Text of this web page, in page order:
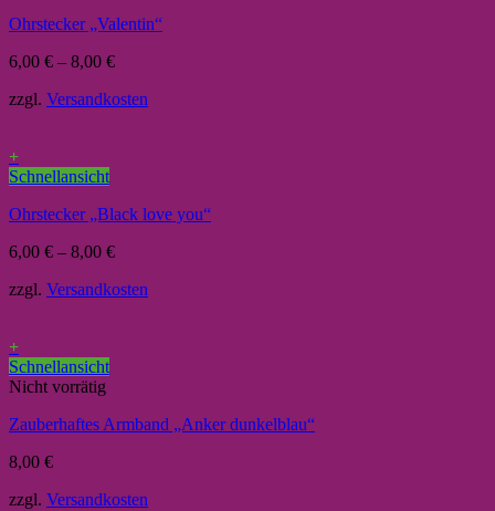
Ohrstecker „Valentin“
6,00 € – 8,00 €
zzgl. Versandkosten
+
Schnellansicht
Ohrstecker „Black love you“
6,00 € – 8,00 €
zzgl. Versandkosten
+
Schnellansicht
Nicht vorrätig
Zauberhaftes Armband „Anker dunkelblau“
8,00 €
zzgl. Versandkosten